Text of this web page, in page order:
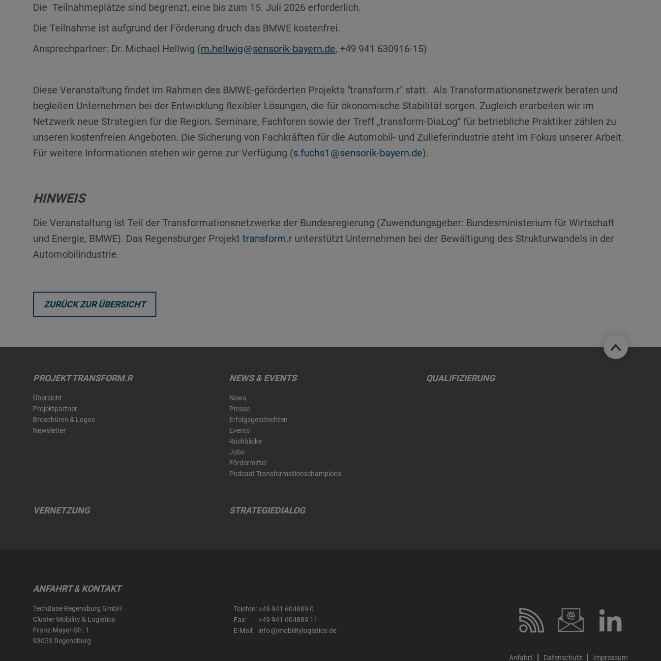
Die Teilnahmeplätze sind begrenzt, eine bis zum 15. Juli 2026 erforderlich.
Die Teilnahme ist aufgrund der Förderung druch das BMWE kostenfrei.
Ansprechpartner: Dr. Michael Hellwig (m.hellwig sensorik-bayern.de, +49 941 630916-15)
Diese Veranstaltung findet im Rahmen des BMWE-geförderten Projekts "transform.r" statt. Als Transformationsnetzwerk beraten und
begleiten Unternehmen bei der Entwicklung flexibler Lösungen, die für ökonomische Stabilität sorgen. Zugleich erarbeiten wir im
Netzwerk neue Strategien für die Region. Seminare, Fachforen sowie der Treff „transform-DiaLog“ für betriebliche Praktiker zählen zu
unseren kostenfreien Angeboten. Die Sicherung von Fachkräften für die Automobil- und Zulieferindustrie steht im Fokus unserer Arbeit.
Für weitere Informationen stehen wir gerne zur Verfügung (s.fuchs1 sensorik-bayern.de).
HINWEIS
Die Veranstaltung ist Teil der Transformationsnetzwerke der Bundesregierung (Zuwendungsgeber: Bundesministerium für Wirtschaft
und Energie, BMWE). Das Regensburger Projekttransform.r unterstützt Unternehmen bei der Bewältigung des Strukturwandels in der
Automobilindustrie.
ZURÜCK ZUR ÜBERSICHT
PROJEKT TRANSFORM.R
Übersicht
Projektpartner
Broschüren & Logos
Newsletter
NEWS & EVENTS
News
Presse
Erfolgsgeschichten
Events
Rückblicke
Jobs
Fördermittel
Podcast Transformationschampions
QUALIFIZIERUNG
VERNETZUNG STRATEGIEDIALOG
ANFAHRT & KONTAKT
TechBase Regensburg GmbH
Cluster Mobility & Logistics
Franz-Mayer-Str. 1
93053 Regensburg
Telefon:
Fax:
E-Mail:
+49 941 604889 0
+49 941 604889 11
info
mobilitylogistics.de
Anfahrt Datenschutz Impressum